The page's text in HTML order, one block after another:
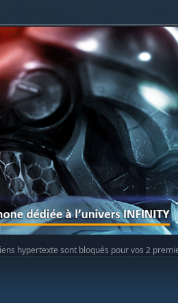
hypertexte sont bloqués pour vos 2